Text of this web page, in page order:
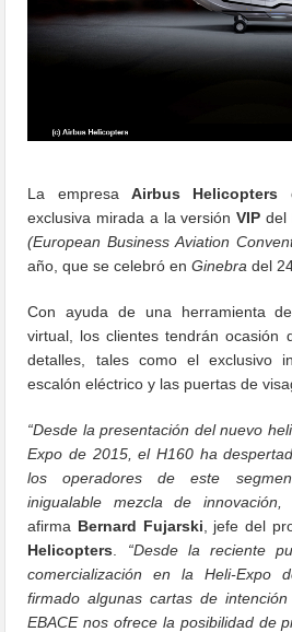
La empresaAirbus Helicopters
exclusiva mirada a la versiónVIP del
(European Business Aviation
año, que se celebró enGinebra del
Con ayuda de una herramienta
virtual, los clientes tendrán ocasión
detalles, tales como el exclusivo
escalón eléctrico y las puertas de
“Desde la presentación del nuevo
Expo de 2015, el H160 ha
los operadores de este
inigualable mezcla de innovación,
afirma Bernard Fujarski , jefe del
Helicopters
“Desde la reciente
comercialización en la Heli-Expo
firmado algunas cartas de
EBACE nos ofrece la posibilidad de